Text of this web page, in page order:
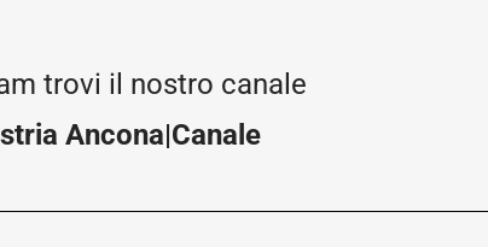
trovi il nostro canale
Ancona|Canale